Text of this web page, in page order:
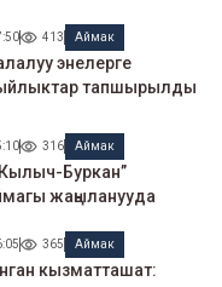
413 Аймак
энелерге
тапшырылды
316 Аймак
Буркан”
жаңыланууда
365 Аймак
кызматташат: